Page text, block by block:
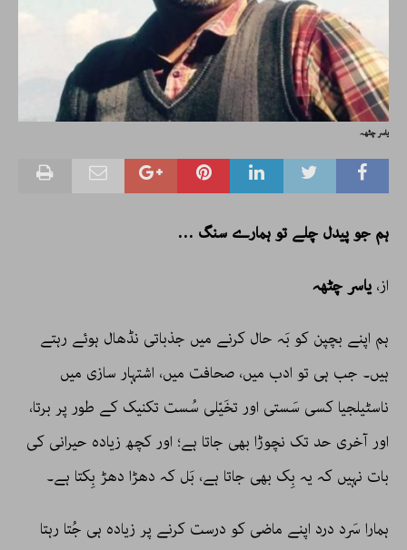
یاسر چٹھہ
ہم جو پیدل چلے تو ہمارے سنگ …
از،یاسر چٹھہ
ہم اپنے بچپن کو بَہ حال کرنے میں جذباتی نڈھال ہوئے رہتے
ہیں۔ جب ہی تو ادب میں، صحافت میں، اشتہار سازی میں
ناسٹیلجیا کسی سَستی اور تخَیّلی سُست تکنیک کے طور پر برتا،
اور آخری حد تک نچوڑا بھی جاتا ہے؛ اور کچھ زیادہ حیرانی کی
بات نہیں کہ یہ بِک بھی جاتا ہے، بَل کہ دھڑا دھڑ بِکتا ہے۔
ہمارا سَرد درد اپنے ماضی کو درست کرنے پر زیادہ ہی جُتا رہتا